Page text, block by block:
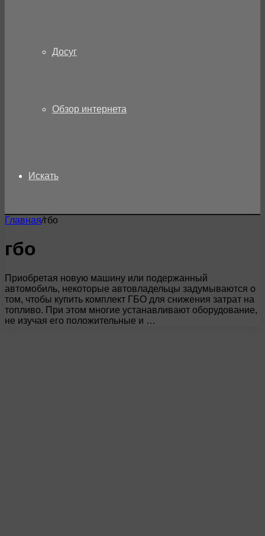
Досуг
Обзор интернета
Искать
Главная/гбо
гбо
Приобретая новую машину или подержанный
автомобиль, некоторые автовладельцы задумываются о
том, чтобы купить комплект ГБО для снижения затрат на
топливо. При этом многие устанавливают оборудование,
не изучая его положительные и …